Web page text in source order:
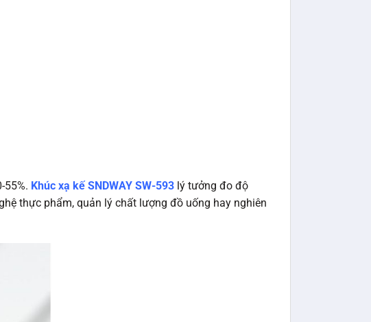
55%. Khúc xạ kế SNDWAY SW-593 lý tưởng đo độ
thực phẩm, quản lý chất lượng đồ uống hay nghiên